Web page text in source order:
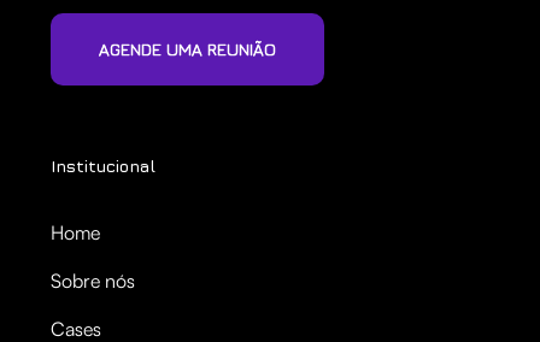
AGENDE UMA REUNIÃO
Institucional
Home
Sobre nós
Cases